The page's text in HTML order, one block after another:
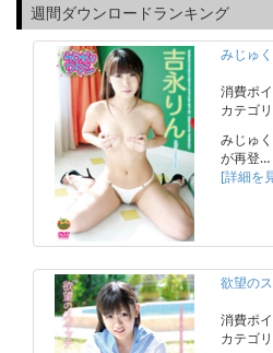
週間ダウンロードランキング
みじゅ
消費ポ
カテゴ
みじゅ
が再登…
[詳細を
欲望の
消費ポ
カテゴ